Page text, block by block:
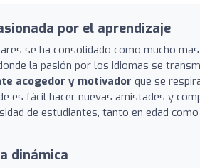
por el aprendizaje
se ha consolidado como mucho
la pasión por los idiomas se
acogedor y motivador que se
es fácil hacer nuevas amistades y
de estudiantes, tanto en edad como
dinámica